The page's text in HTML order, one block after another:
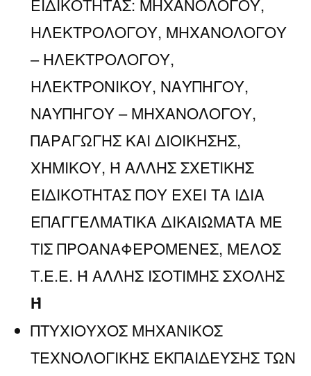
ΕΙΔΙΚΟΤΗΤΑΣ: ΜΗΧΑΝΟΛΟΓΟΥ,
ΗΛΕΚΤΡΟΛΟΓΟΥ, ΜΗΧΑΝΟΛΟΓΟΥ
– ΗΛΕΚΤΡΟΛΟΓΟΥ,
ΗΛΕΚΤΡΟΝΙΚΟΥ, ΝΑΥΠΗΓΟΥ,
ΝΑΥΠΗΓΟΥ – ΜΗΧΑΝΟΛΟΓΟΥ,
ΠΑΡΑΓΩΓΗΣ ΚΑΙ ΔΙΟΙΚΗΣΗΣ,
ΧΗΜΙΚΟΥ, Ή ΑΛΛΗΣ ΣΧΕΤΙΚΗΣ
ΕΙΔΙΚΟΤΗΤΑΣ ΠΟΥ ΕΧΕΙ ΤΑ ΙΔΙΑ
ΕΠΑΓΓΕΛΜΑΤΙΚΑ ΔΙΚΑΙΩΜΑΤΑ ΜΕ
ΤΙΣ ΠΡΟΑΝΑΦΕΡΟΜΕΝΕΣ, ΜΕΛΟΣ
Τ.Ε.Ε. Ή ΑΛΛΗΣ ΙΣΟΤΙΜΗΣ ΣΧΟΛΗΣ
Ή
ΠΤΥΧΙΟΥΧΟΣ ΜΗΧΑΝΙΚΟΣ
ΤΕΧΝΟΛΟΓΙΚΗΣ ΕΚΠΑΙΔΕΥΣΗΣ ΤΩΝ